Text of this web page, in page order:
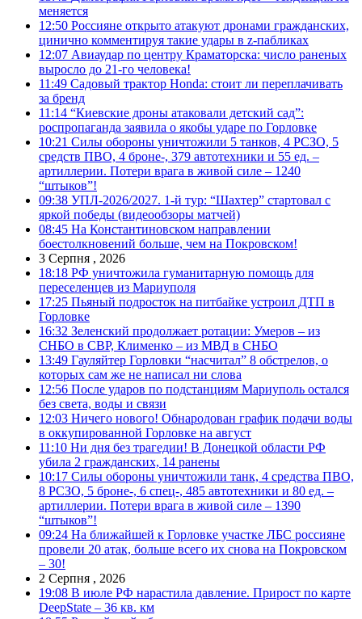
меняется
12:50 Россияне открыто атакуют дронами гражданских,
цинично комментируя такие удары в z-пабликах
12:07 Авиаудар по центру Краматорска: число раненых
выросло до 21-го человека!
11:49 Садовый трактор Honda: стоит ли переплачивать
за бренд
11:14 “Киевские дроны атаковали детский сад”:
роспропаганда заявила о якобы ударе по Горловке
10:21 Силы обороны уничтожили 5 танков, 4 РСЗО, 5
средств ПВО, 4 броне-, 379 автотехники и 55 ед. –
артиллерии. Потери врага в живой силе – 1240
“штыков”!
09:38 УПЛ-2026/2027. 1-й тур: “Шахтер” стартовал с
яркой победы (видеообзоры матчей)
08:45 На Константиновском направлении
боестолкновений больше, чем на Покровском!
3 Серпня , 2026
18:18 РФ уничтожила гуманитарную помощь для
переселенцев из Мариуполя
17:25 Пьяный подросток на питбайке устроил ДТП в
Горловке
16:32 Зеленский продолжает ротации: Умеров – из
СНБО в СВР, Клименко – из МВД в СНБО
13:49 Гауляйтер Горловки “насчитал” 8 обстрелов, о
которых сам же не написал ни слова
12:56 После ударов по подстанциям Мариуполь остался
без света, воды и связи
12:03 Ничего нового! Обнародован график подачи воды
в оккупированной Горловке на август
11:10 Ни дня без трагедии! В Донецкой области РФ
убила 2 гражданских, 14 ранены
10:17 Силы обороны уничтожили танк, 4 средства ПВО,
8 РСЗО, 5 броне-, 6 спец-, 485 автотехники и 80 ед. –
артиллерии. Потери врага в живой силе – 1390
“штыков”!
09:24 На ближайшей к Горловке участке ЛБС россияне
провели 20 атак, больше всего их снова на Покровском
– 30!
2 Серпня , 2026
19:08 В июле РФ нарастила давление. Прирост по карте
DeepState – 36 кв. км